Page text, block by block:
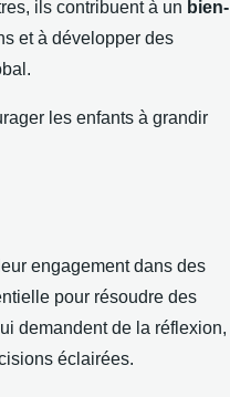
ils contribuent à un bien-
et à développer des
les enfants à grandir
engagement dans des
pour résoudre des
demandent de la réflexion,
éclairées.